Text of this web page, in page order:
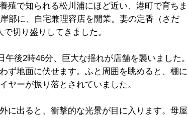
殖で知られる松川浦にほど近い、港町で育ちま
部に、自宅兼理容店を開業。妻の定香（さだ
切り盛りしてきました。
午後2時46分、巨大な揺れが店舗を襲いました。
ず地面に伏せます。ふと周囲を眺めると、棚に
ヤーが振り落とされていました。
に出ると、衝撃的な光景が目に入ります。母屋